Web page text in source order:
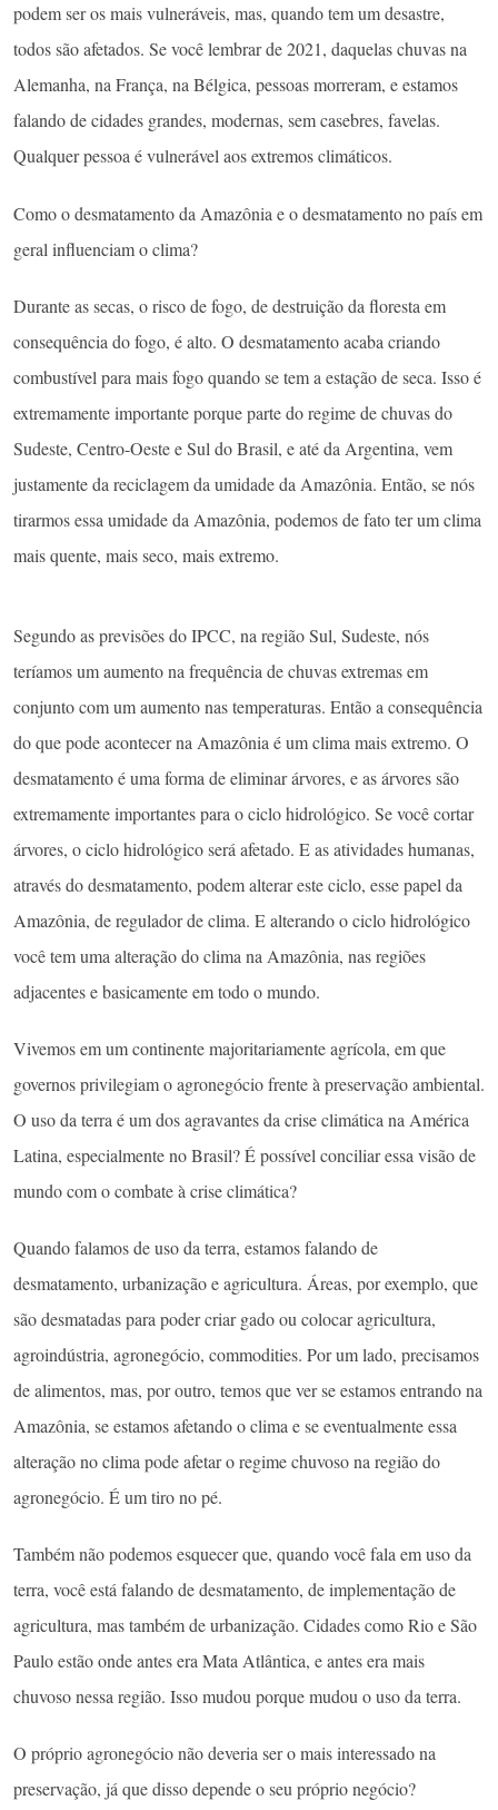
podem ser os mais vulneráveis, mas, quando tem um desastre,
todos são afetados. Se você lembrar de 2021, daquelas chuvas na
Alemanha, na França, na Bélgica, pessoas morreram, e estamos
falando de cidades grandes, modernas, sem casebres, favelas.
Qualquer pessoa é vulnerável aos extremos climáticos.
Como o desmatamento da Amazônia e o desmatamento no país em
geral influenciam o clima?
Durante as secas, o risco de fogo, de destruição da floresta em
consequência do fogo, é alto. O desmatamento acaba criando
combustível para mais fogo quando se tem a estação de seca. Isso é
extremamente importante porque parte do regime de chuvas do
Sudeste, Centro-Oeste e Sul do Brasil, e até da Argentina, vem
justamente da reciclagem da umidade da Amazônia. Então, se nós
tirarmos essa umidade da Amazônia, podemos de fato ter um clima
mais quente, mais seco, mais extremo.
Segundo as previsões do IPCC, na região Sul, Sudeste, nós
teríamos um aumento na frequência de chuvas extremas em
conjunto com um aumento nas temperaturas. Então a consequência
do que pode acontecer na Amazônia é um clima mais extremo. O
desmatamento é uma forma de eliminar árvores, e as árvores são
extremamente importantes para o ciclo hidrológico. Se você cortar
árvores, o ciclo hidrológico será afetado. E as atividades humanas,
através do desmatamento, podem alterar este ciclo, esse papel da
Amazônia, de regulador de clima. E alterando o ciclo hidrológico
você tem uma alteração do clima na Amazônia, nas regiões
adjacentes e basicamente em todo o mundo.
Vivemos em um continente majoritariamente agrícola, em que
governos privilegiam o agronegócio frente à preservação ambiental.
O uso da terra é um dos agravantes da crise climática na América
Latina, especialmente no Brasil? É possível conciliar essa visão de
mundo com o combate à crise climática?
Quando falamos de uso da terra, estamos falando de
desmatamento, urbanização e agricultura. Áreas, por exemplo, que
são desmatadas para poder criar gado ou colocar agricultura,
agroindústria, agronegócio, commodities. Por um lado, precisamos
de alimentos, mas, por outro, temos que ver se estamos entrando na
Amazônia, se estamos afetando o clima e se eventualmente essa
alteração no clima pode afetar o regime chuvoso na região do
agronegócio. É um tiro no pé.
Também não podemos esquecer que, quando você fala em uso da
terra, você está falando de desmatamento, de implementação de
agricultura, mas também de urbanização. Cidades como Rio e São
Paulo estão onde antes era Mata Atlântica, e antes era mais
chuvoso nessa região. Isso mudou porque mudou o uso da terra.
O próprio agronegócio não deveria ser o mais interessado na
preservação, já que disso depende o seu próprio negócio?